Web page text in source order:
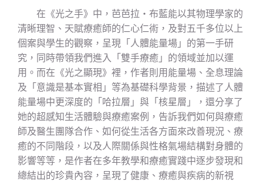
在《光之手》中，芭芭拉‧布藍能以其物理學家的
清晰理智、天賦療癒師的仁心仁術，及對五千多位以上
個案與學生的觀察，呈現「人體能量場」的第一手研
究，同時帶領我們進入「雙手療癒」的領域並加以運
用。而在《光之顯現》裡，作者則用能量場、全息理論
及「意識是基本實相」等為基礎科學背景，描述了人體
能量場中更深度的「哈拉層」與「核星層」，還分享了
她的超感知生活體驗與療癒案例，告訴我們如何與療癒
師及醫生團隊合作、如何從生活各方面來改善現況、療
癒的不同階段，以及人際關係與性格氣場結構對身體的
影響等等，是作者在多年教學和療癒實踐中逐步發現和
總結出的珍貴內容，呈現了健康、療癒與疾病的新視